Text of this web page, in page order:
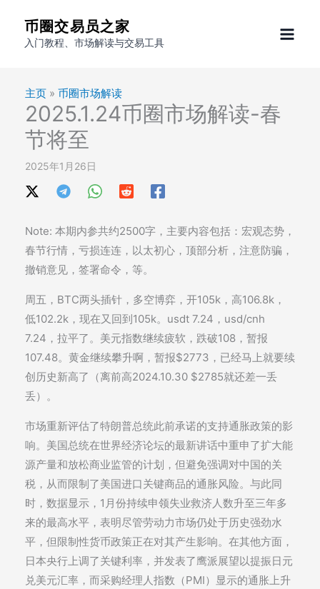
币圈交易员之家
入门教程、市场解读与交易工具
主页 » 币圈市场解读
2025.1.24币圈市场解读-春
节将至
2025年1月26日
Note: 本期内参共约2500字，主要内容包括：宏观态势，
春节行情，亏损连连，以太初心，顶部分析，注意防骗，
撤销意见，签署命令，等。
周五，BTC两头插针，多空博弈，开105k，高106.8k，
低102.2k，现在又回到105k。usdt 7.24，usd/cnh
7.24，拉平了。美元指数继续疲软，跌破108，暂报
107.48。黄金继续攀升啊，暂报$2773，已经马上就要续
创历史新高了（离前高2024.10.30 $2785就还差一丢
丢）。
市场重新评估了特朗普总统此前承诺的支持通胀政策的影
响。美国总统在世界经济论坛的最新讲话中重申了扩大能
源产量和放松商业监管的计划，但避免强调对中国的关
税，从而限制了美国进口关键商品的通胀风险。与此同
时，数据显示，1月份持续申领失业救济人数升至三年多
来的最高水平，表明尽管劳动力市场仍处于历史强劲水
平，但限制性货币政策正在对其产生影响。在其他方面，
日本央行上调了关键利率，并发表了鹰派展望以提振日元
兑美元汇率，而采购经理人指数（PMI）显示的通胀上升